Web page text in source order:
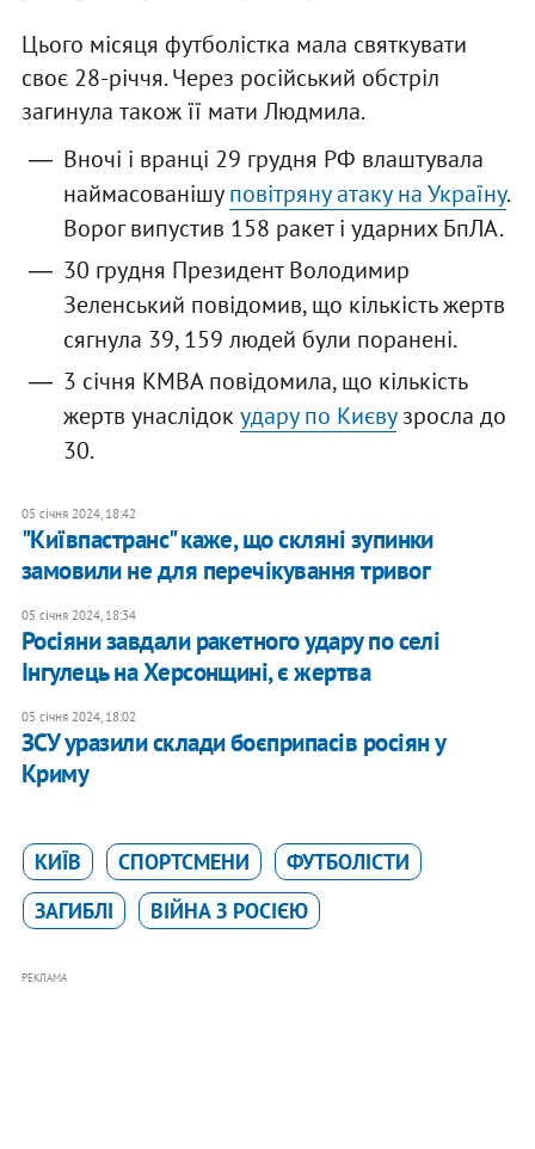
Цього місяця футболістка мала святкувати
своє 28-річчя. Через російський обстріл
загинула також її мати Людмила.
Вночі і вранці 29 грудня РФ влаштувала
наймасованішуповітряну атаку на Україну.
Ворог випустив 158 ракет і ударних БпЛА.
30 грудня Президент Володимир
Зеленський повідомив, що кількість жертв
сягнула 39, 159 людей були поранені.
3 січня КМВА повідомила, що кількість
жертв унаслідок удару по Києвузросла до
30.
05 січня 2024, 18:42
"Київпастранс" каже, що скляні зупинки
замовили не для перечікування тривог
05 січня 2024, 18:34
Росіяни завдали ракетного удару по селі
Інгулець на Херсонщині, є жертва
05 січня 2024, 18:02
ЗСУ уразили склади боєприпасів росіян у
Криму
КИЇВ СПОРТСМЕНИ
ФУТБОЛІСТИ
ЗАГИБЛІ
ВІЙНА З РОСІЄЮ
РЕКЛАМА